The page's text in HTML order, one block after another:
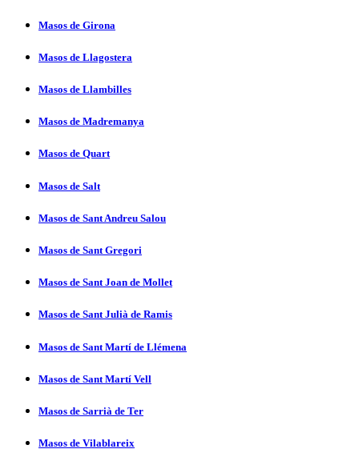
Masos de Girona
Masos de Llagostera
Masos de Llambilles
Masos de Madremanya
Masos de Quart
Masos de Salt
Masos de Sant Andreu Salou
Masos de Sant Gregori
Masos de Sant Joan de Mollet
Masos de Sant Julià de Ramis
Masos de Sant Martí­ de Llémena
Masos de Sant Martí­ Vell
Masos de Sarrià de Ter
Masos de Vilablareix